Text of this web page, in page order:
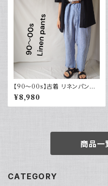
【90～00s】古着 リネンパンツ
ストライプ ライトブルー 夏 スラ
ックス
¥8,980
商品一
CATEGORY